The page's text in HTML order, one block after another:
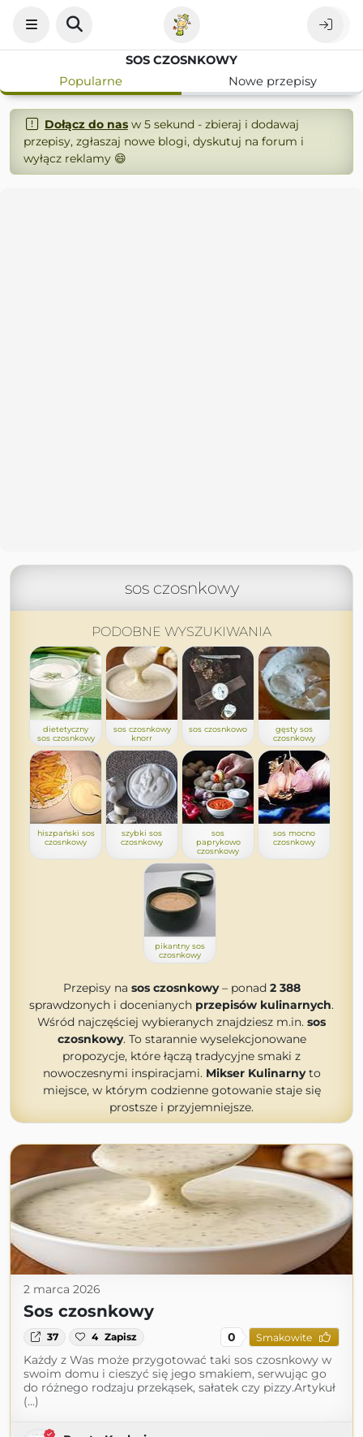
SOS CZOSNKOWY
Popularne
Nowe przepisy
Dołącz do nasw 5 sekund - zbieraj i dodawaj
przepisy, zgłaszaj nowe blogi, dyskutuj na forum i
wyłącz reklamy 😄
sos czosnkowy
PODOBNE WYSZUKIWANIA
dietetyczny
sos czosnkowy
sos czosnkowy
knorr
sos czosnkowo
gęsty sos
czosnkowy
hiszpański sos
czosnkowy
szybki sos
czosnkowy
sos
paprykowo
czosnkowy
sos mocno
czosnkowy
pikantny sos
czosnkowy
Przepisy na sos czosnkowy– ponad 2 388
sprawdzonych i docenianych przepisów kulinarnych.
Wśród najczęściej wybieranych znajdziesz m.in. sos
czosnkowy. To starannie wyselekcjonowane
propozycje, które łączą tradycyjne smaki z
nowoczesnymi inspiracjami. Mikser Kulinarnyto
miejsce, w którym codzienne gotowanie staje się
prostsze i przyjemniejsze.
2 marca 2026
Sos czosnkowy
37 4 Zapisz 0 Smakowite
Każdy z Was może przygotować taki sos czosnkowy w
swoim domu i cieszyć się jego smakiem, serwując go
do różnego rodzaju przekąsek, sałatek czy pizzy.Artykuł
(...)